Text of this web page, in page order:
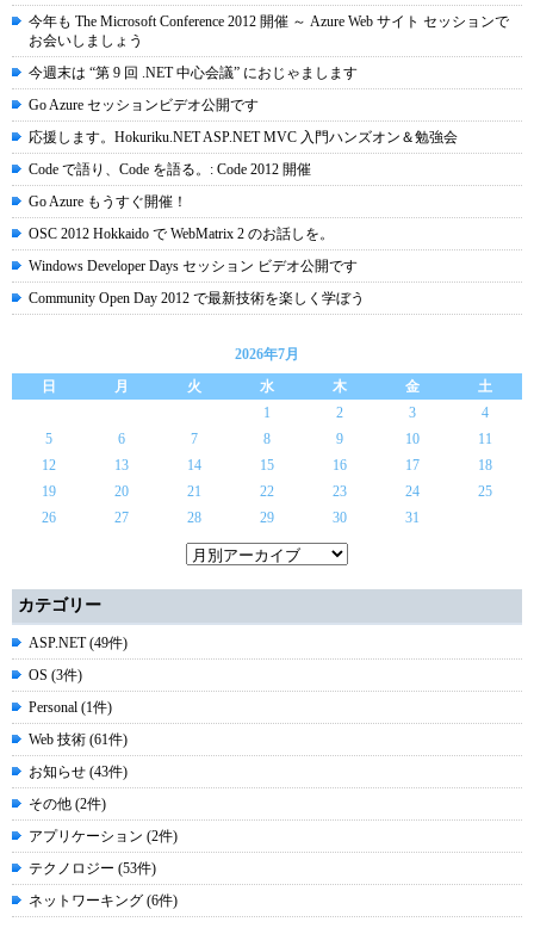
今年も The Microsoft Conference 2012 開催 ～ Azure Web サイト セッションで
お会いしましょう
今週末は “第 9 回 .NET 中心会議” におじゃまします
Go Azure セッションビデオ公開です
応援します。Hokuriku.NET ASP.NET MVC 入門ハンズオン＆勉強会
Code で語り、Code を語る。: Code 2012 開催
Go Azure もうすぐ開催！
OSC 2012 Hokkaido で WebMatrix 2 のお話しを。
Windows Developer Days セッション ビデオ公開です
Community Open Day 2012 で最新技術を楽しく学ぼう
2026年7月
日
月 火 水 木 金
土
1
2 3
4
5
6 7 8 9 10
11
12
13 14 15 16 17
18
19
20 21 22 23 24
25
26
27 28 29 30 31
カテゴリー
ASP.NET (49件)
OS (3件)
Personal (1件)
Web 技術 (61件)
お知らせ (43件)
その他 (2件)
アプリケーション (2件)
テクノロジー (53件)
ネットワーキング (6件)